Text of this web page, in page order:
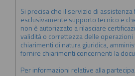
Si precisa che il servizio di assistenza
esclusivamente supporto tecnico e
non è autorizzato a rilasciare
validità o correttezza delle
chiarimenti di natura giuridica,
fornire chiarimenti concernenti la
Per informazioni relative alla